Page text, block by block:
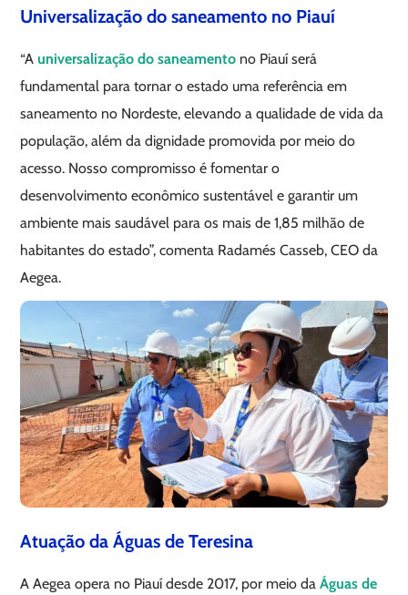
Universalização do saneamento no Piauí
“Auniversalização do saneamento no Piauí será
fundamental para tornar o estado uma referência em
saneamento no Nordeste, elevando a qualidade de vida da
população, além da dignidade promovida por meio do
acesso. Nosso compromisso é fomentar o
desenvolvimento econômico sustentável e garantir um
ambiente mais saudável para os mais de 1,85 milhão de
habitantes do estado”, comenta Radamés Casseb, CEO da
Aegea.
Atuação da Águas de Teresina
A Aegea opera no Piauí desde 2017, por meio daÁguas de